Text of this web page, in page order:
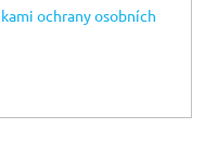
ochrany osobních